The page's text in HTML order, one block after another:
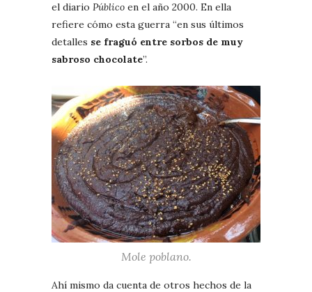
el diario Público en el año 2000. En ella
refiere cómo esta guerra “en sus últimos
detalles se fraguó entre sorbos de muy
sabroso chocolate”.
Mole poblano.
Ahí mismo da cuenta de otros hechos de la